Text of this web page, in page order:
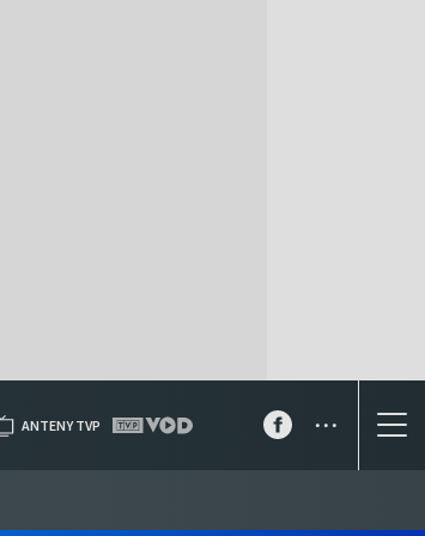
ANTENY TVP ...